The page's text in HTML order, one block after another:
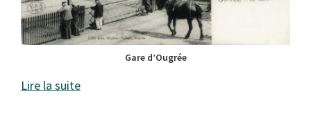
Gare d’Ougrée
Lire la suite